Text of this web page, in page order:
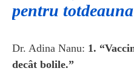
pentru
Dr. Adina Nanu: 1.
decât bolile.”